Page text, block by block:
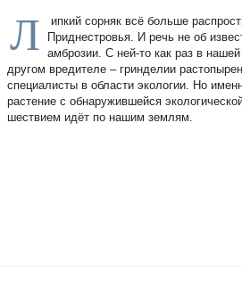
Л
ипкий сорняк всё больше
Приднестровья. И речь не об
амброзии. С ней-то как раз в
другом вредителе – гринделии
специалисты в области экологии. Но
растение с обнаружившейся
шествием идёт по нашим землям.